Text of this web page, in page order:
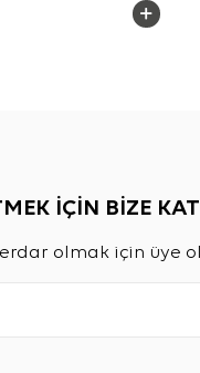
İÇİN BİZE
olmak için üye